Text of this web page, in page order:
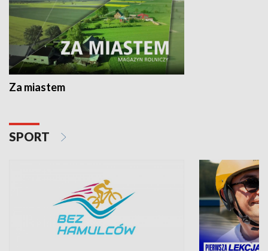
Za miastem
SPORT